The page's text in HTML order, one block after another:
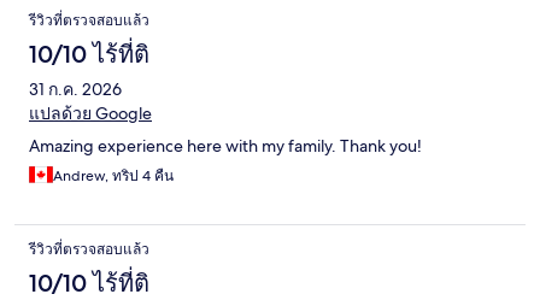
รีวิวที่ตรวจสอบแล้ว
10/10 ไร้ที่ติ
31 ก.ค. 2026
แปลด้วย Google
Amazing experience here with my family. Thank you!
Andrew, ทริป 4 คืน
รีวิวที่ตรวจสอบแล้ว
10/10 ไร้ที่ติ